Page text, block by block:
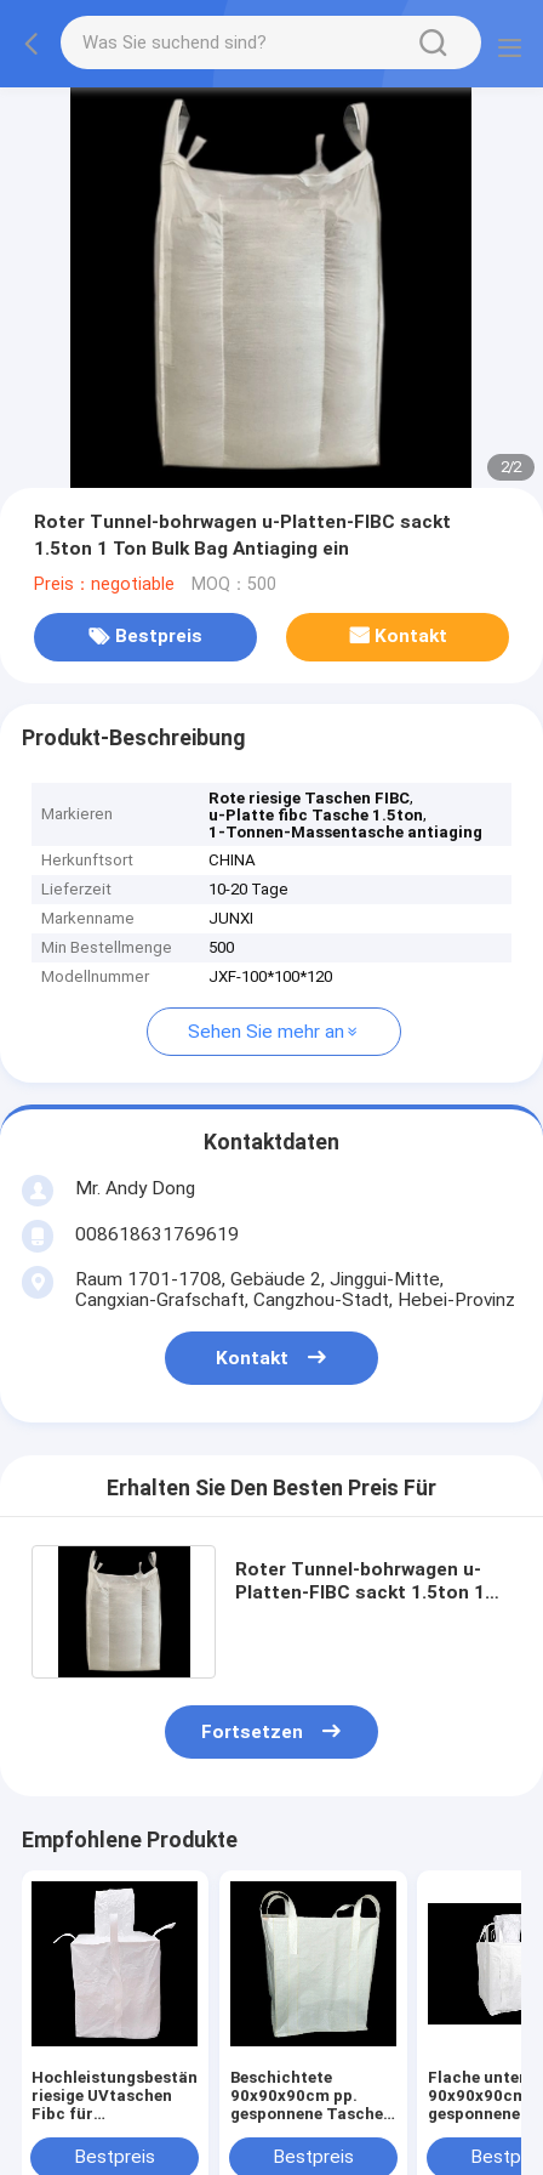
2/2
Roter Tunnel-bohrwagen u-Platten-FIBC sackt
1.5ton 1 Ton Bulk Bag Antiaging ein
Preis：negotiable MOQ：500
Bestpreis Kontakt
Produkt-Beschreibung
Markieren
Rote riesige Taschen FIBC,
u-Platte fibc Tasche 1.5ton,
1-Tonnen-Massentasche antiaging
Herkunftsort
CHINA
Lieferzeit
10-20 Tage
Markenname
JUNXI
Min Bestellmenge
500
Modellnummer
JXF-100*100*120
Sehen Sie mehr an
Kontaktdaten
Mr. Andy Dong
008618631769619
Raum 1701-1708, Gebäude 2, Jinggui-Mitte,
Cangxian-Grafschaft, Cangzhou-Stadt, Hebei-Provinz
Kontakt
Erhalten Sie Den Besten Preis Für
Roter Tunnel-bohrwagen u-
Platten-FIBC sackt 1.5ton 1
Fortsetzen
Empfohlene Produkte
Hochleistungsbeständige
riesige UVtaschen
Fibc für
Bestpreis
Beschichtete
90x90x90cm pp.
gesponnene Tasche
besonders an
Bestpreis
Flache untere
90x90x90cm
gesponnenes